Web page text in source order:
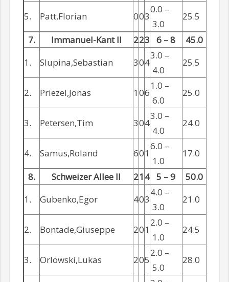
5. Patt,Florian 003
0.0 –
3.0
25.5
7.
Immanuel-Kant II 223 6 – 8
45.0
1.
Slupina,Sebastian 304
3.0 –
4.0
25.5
2. Priezel,Jonas 106
1.0 –
6.0
25.0
3. Petersen,Tim 304
3.0 –
4.0
24.0
4. Samus,Roland 601
6.0 –
1.0
17.0
8.
Schweizer Allee II 21 4 5 – 9
50.0
1.
Gubenko,Egor 403
4.0 –
3.0
21.0
2. Bontade,Giuseppe 201
2.0 –
1.0
24.5
3. Orlowski,Lukas 205
2.0 –
5.0
28.0